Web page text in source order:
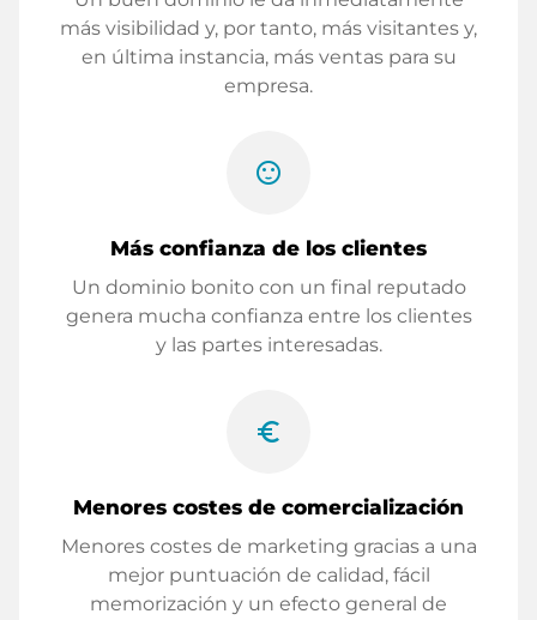
más visibilidad y, por tanto, más visitantes y,
en última instancia, más ventas para su
empresa.
sentiment_satisfied
Más confianza de los clientes
Un dominio bonito con un final reputado
genera mucha confianza entre los clientes
y las partes interesadas.
euro_symbol
Menores costes de comercialización
Menores costes de marketing gracias a una
mejor puntuación de calidad, fácil
memorización y un efecto general de